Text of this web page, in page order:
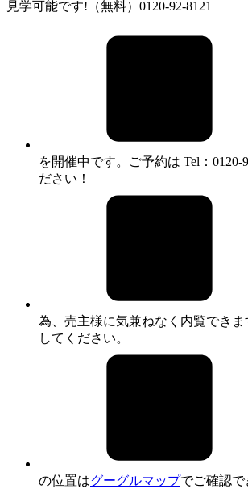
見学可能です!（無料）0120-92-8121
を開催中です。ご予約は Tel：0120-
ださい！
為、売主様に気兼ねなく内覧でき
してください。
の位置はグーグルマップでご確認で